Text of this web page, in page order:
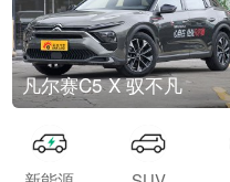
凡尔赛C5 X 驭不凡